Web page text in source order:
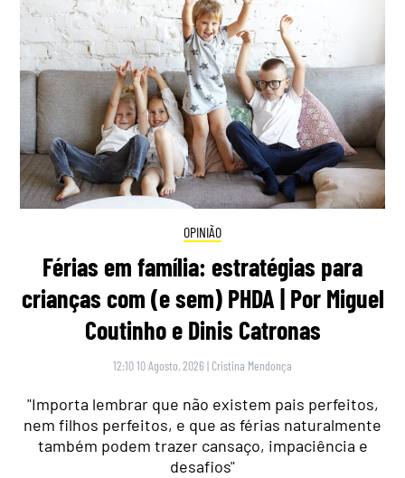
OPINIÃO
Férias em família: estratégias para
crianças com (e sem) PHDA | Por Miguel
Coutinho e Dinis Catronas
12:10 10 Agosto, 2026 | Cristina Mendonça
"Importa lembrar que não existem pais perfeitos,
nem filhos perfeitos, e que as férias naturalmente
também podem trazer cansaço, impaciência e
desafios"